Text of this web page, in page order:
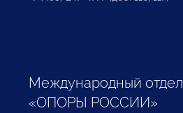
Международный отдел
«ОПОРЫ РОССИИ»